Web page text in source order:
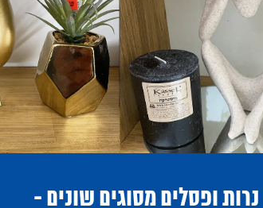
נרות ופסלים מסוגים שונים -